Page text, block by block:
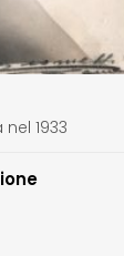
1933